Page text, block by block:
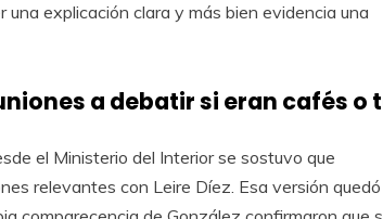
explicación clara y más bien evidencia una
a debatir si eran cafés o
el Ministerio del Interior se sostuvo que
relevantes con Leire Díez. Esa versión quedó